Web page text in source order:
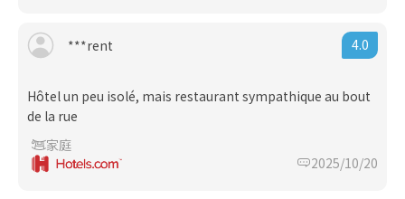
***rent 4.0
Hôtel un peu isolé, mais restaurant sympathique au bout
de la rue
家庭
2025/10/20